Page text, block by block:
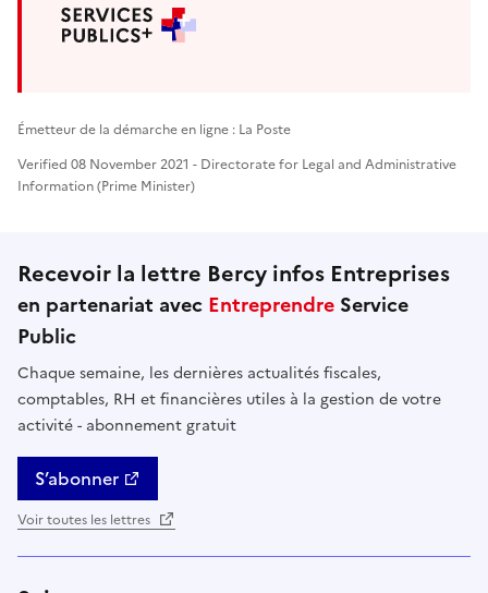
Émetteur de la démarche en ligne : La Poste
Verified 08 November 2021 - Directorate for Legal and Administrative
Information (Prime Minister)
Recevoir la lettre Bercy infos Entreprises
en partenariat avec Entreprendre Service
Public
Chaque semaine, les dernières actualités fiscales,
comptables, RH et financières utiles à la gestion de votre
activité - abonnement gratuit
S’abonner
Voir toutes les lettres